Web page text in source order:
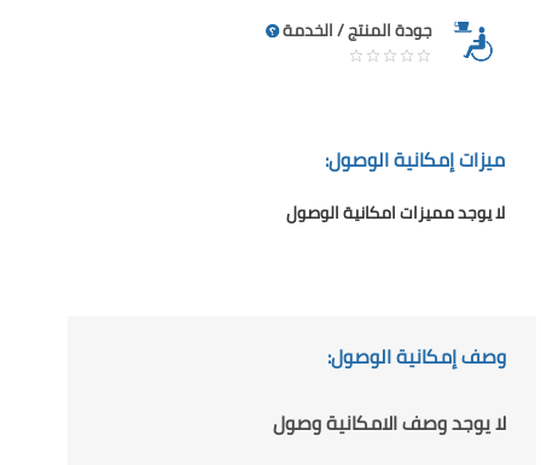
جودة المنتج / الخدمة
ميزات إمكانية الوصول:
لا يوجد مميزات امكانية الوصول
وصف إمكانية الوصول:
لا يوجد وصف الامكانية وصول